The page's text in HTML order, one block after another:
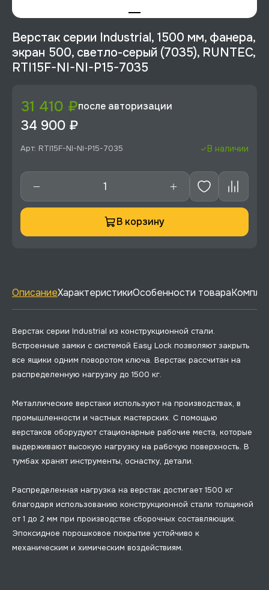
Верстак серии Industrial, 1500 мм, фанера,
экран 500, светло-серый (7035), RUNTEC,
RTI15F-NI-NI-P15-7035
31 410 ₽после авторизации
34 900 ₽
Арт: RTI15F-NI-NI-P15-7035 В наличии
В корзину
ОписаниеХарактеристикиОсобенности товара
Верстак серии Industrial из конструкционной стали.
Встроенные замки с системой Easy Lock позволяют закрыть
все ящики одним поворотом ключа. Верстак рассчитан на
распределенную нагрузку до 1500 кг.
Металлические верстаки используют на производствах, в
промышленности и частных мастерских. С помощью
верстаков оборудуют стационарные рабочие места, которые
выдерживают высокую нагрузку на рабочую поверхность. В
тумбах хранят инструменты, оснастку, детали.
Распределенная нагрузка на верстак достигает 1500 кг
благодаря использованию конструкционной стали толщиной
от 1 до 2 мм при производстве сборочных составляющих.
Эпоксидное порошковое покрытие устойчиво к
механическим и химическим воздействиям.